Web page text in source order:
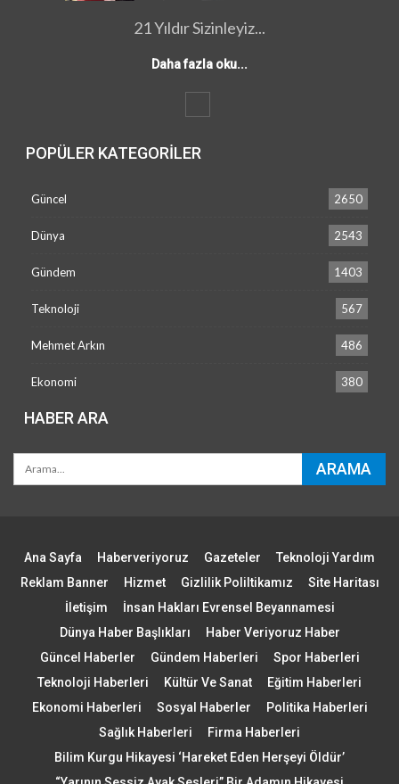
21 Yıldır Sizinleyiz...
Daha fazla oku...
POPÜLER KATEGORILER
Güncel 2650
Dünya 2543
Gündem 1403
Teknoloji 567
Mehmet Arkın 486
Ekonomi 380
HABER ARA
Ana Sayfa Haberveriyoruz Gazeteler
Teknoloji Yardım
Reklam Banner
Hizmet Gizlilik Poliltikamız
Site Haritası
İletişim
İnsan Hakları Evrensel Beyannamesi
Dünya Haber Başlıkları
Haber Veriyoruz Haber
Güncel Haberler
Gündem Haberleri
Spor Haberleri
Teknoloji Haberleri
Kültür Ve Sanat
Eğitim Haberleri
Ekonomi Haberleri
Sosyal Haberler
Politika Haberleri
Sağlık Haberleri
Firma Haberleri
Bilim Kurgu Hikayesi ‘Hareket Eden Herşeyi Öldür’